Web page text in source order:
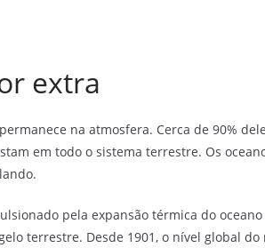
extra
na atmosfera. Cerca de 90%
em todo o sistema terrestre. Os
pela expansão térmica do
terrestre. Desde 1901, o nível global